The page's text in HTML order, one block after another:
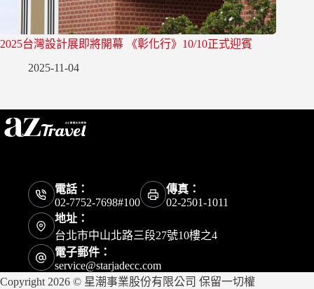
2025台灣設計展即將開幕 《彰化行》10/10正式迎賓
2025-11-04
電話：
02-7752-7698#100
傳真：
02-2501-1011
地址：
台北市中山北路三段27號10樓之4
電子郵件：
service@starjadecc.com
Copyright 2026 © 星潮事業股份有限公司 保留一切權